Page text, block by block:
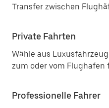
Transfer zwischen
Private Fahrten
Wähle aus
zum oder vom Flughafen
Professionelle Fahrer